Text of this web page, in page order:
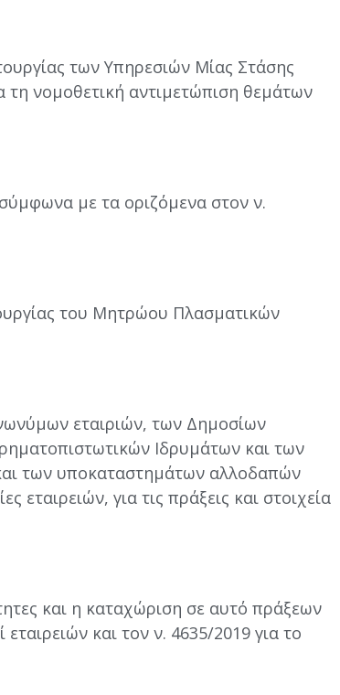
των Υπηρεσιών Μίας Στάσης
τη νομοθετική αντιμετώπιση θεμάτων
με τα οριζόμενα στον ν.
του Μητρώου Πλασματικών
εταιριών, των Δημοσίων
Ιδρυμάτων και των
των υποκαταστημάτων αλλοδαπών
εταιρειών, για τις πράξεις και στοιχεία
και η καταχώριση σε αυτό πράξεων
και τον ν. 4635/2019 για το